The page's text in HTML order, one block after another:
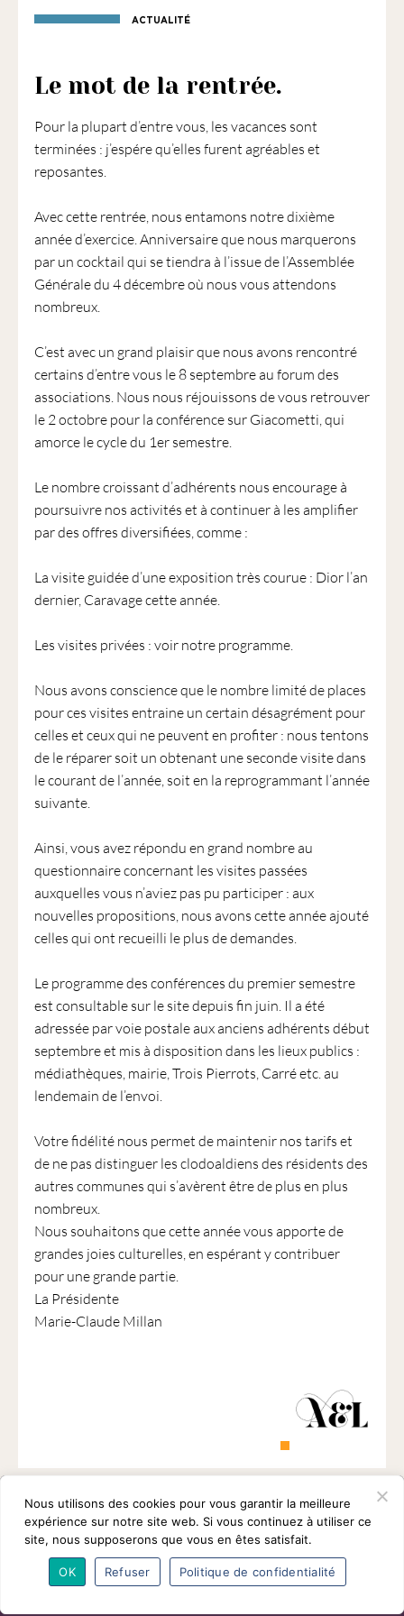
ayant
culturelle.
ACTUALITÉ
Le mot de la rentrée.
Pour la plupart d’entre vous, les vacances sont
terminées : j’espére qu’elles furent agréables et
reposantes.
Avec cette rentrée, nous entamons notre dixième
année d’exercice. Anniversaire que nous marquerons
par un cocktail qui se tiendra à l’issue de l’Assemblée
Générale du 4 décembre où nous vous attendons
nombreux.
C’est avec un grand plaisir que nous avons rencontré
certains d’entre vous le 8 septembre au forum des
associations. Nous nous réjouissons de vous retrouver
le 2 octobre pour la conférence sur Giacometti, qui
amorce le cycle du 1er semestre.
Le nombre croissant d’adhérents nous encourage à
poursuivre nos activités et à continuer à les amplifier
par des offres diversifiées, comme :
La visite guidée d’une exposition très courue : Dior l’an
dernier, Caravage cette année.
Les visites privées : voir notre programme.
Nous avons conscience que le nombre limité de places
pour ces visites entraine un certain désagrément pour
celles et ceux qui ne peuvent en profiter : nous tentons
de le réparer soit un obtenant une seconde visite dans
le courant de l’année, soit en la reprogrammant l’année
suivante.
Ainsi, vous avez répondu en grand nombre au
questionnaire concernant les visites passées
auxquelles vous n’aviez pas pu participer : aux
nouvelles propositions, nous avons cette année ajouté
celles qui ont recueilli le plus de demandes.
Le programme des conférences du premier semestre
est consultable sur le site depuis fin juin. Il a été
adressée par voie postale aux anciens adhérents début
septembre et mis à disposition dans les lieux publics :
médiathèques, mairie, Trois Pierrots, Carré etc. au
lendemain de l’envoi.
Votre fidélité nous permet de maintenir nos tarifs et
de ne pas distinguer les clodoaldiens des résidents des
autres communes qui s’avèrent être de plus en plus
nombreux.
Nous souhaitons que cette année vous apporte de
grandes joies culturelles, en espérant y contribuer
pour une grande partie.
La Présidente
Marie-Claude Millan
L’association Programmes
Intervenants
Nous utilisons des cookies pour vous garantir la meilleure
expérience sur notre site web. Si vous continuez à utiliser ce
site, nous supposerons que vous en êtes satisfait.
OK Refuser Politique de confidentialité